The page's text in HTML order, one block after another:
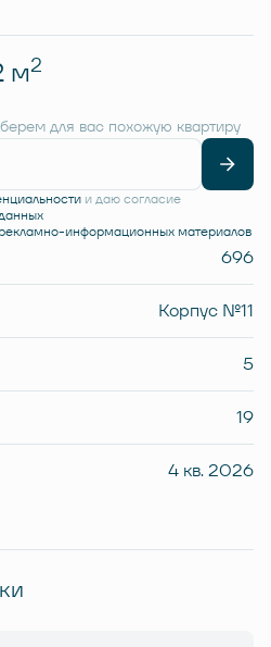
м2
для вас похожую квартиру
и даю согласие
информационных материалов
696
Корпус №11
5
19
4 кв. 2026